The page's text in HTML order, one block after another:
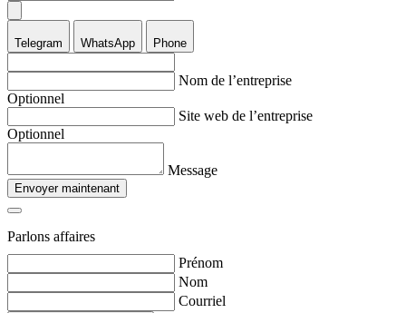
Telegram WhatsApp Phone
Nom de l’entreprise
Optionnel
Site web de l’entreprise
Optionnel
Message
Envoyer maintenant
Parlons affaires
Prénom
Nom
Courriel